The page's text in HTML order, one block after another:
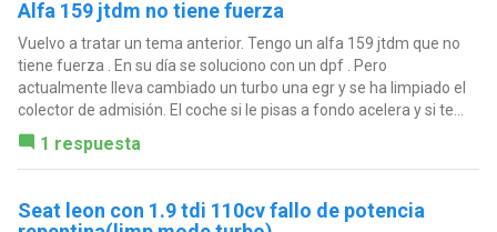
Alfa 159 jtdm no tiene fuerza
Vuelvo a tratar un tema anterior. Tengo un alfa 159 jtdm que no
tiene fuerza . En su día se soluciono con un dpf . Pero
actualmente lleva cambiado un turbo una egr y se ha limpiado el
colector de admisión. El coche si le pisas a fondo acelera y si te...
1 respuesta
Seat leon con 1.9 tdi 110cv fallo de potencia